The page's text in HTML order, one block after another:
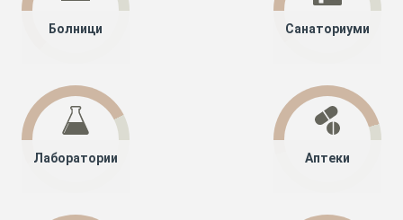
Болници Санаториуми
Лаборатории Аптеки